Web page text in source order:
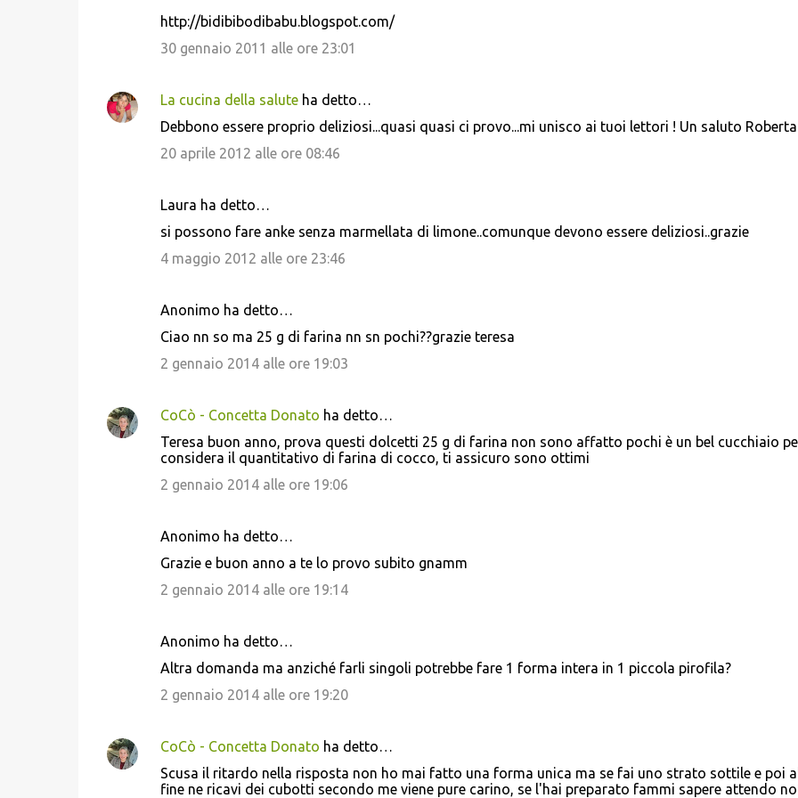
http://bidibibodibabu.blogspot.com/
30 gennaio 2011 alle ore 23:01
La cucina della saluteha detto…
Debbono essere proprio deliziosi...quasi quasi ci provo...mi unisco ai tuoi lettori ! Un saluto Roberta
20 aprile 2012 alle ore 08:46
Laura ha detto…
si possono fare anke senza marmellata di limone..comunque devono essere deliziosi..grazie
4 maggio 2012 alle ore 23:46
Anonimo ha detto…
Ciao nn so ma 25 g di farina nn sn pochi??grazie teresa
2 gennaio 2014 alle ore 19:03
CoCò - Concetta Donato ha detto…
Teresa buon anno, prova questi dolcetti 25 g di farina non sono affatto pochi è un bel cucchiaio
considera il quantitativo di farina di cocco, ti assicuro sono ottimi
2 gennaio 2014 alle ore 19:06
Anonimo ha detto…
Grazie e buon anno a te lo provo subito gnamm
2 gennaio 2014 alle ore 19:14
Anonimo ha detto…
Altra domanda ma anziché farli singoli potrebbe fare 1 forma intera in 1 piccola pirofila?
2 gennaio 2014 alle ore 19:20
CoCò - Concetta Donato ha detto…
Scusa il ritardo nella risposta non ho mai fatto una forma unica ma se fai uno strato sottile e poi
fine ne ricavi dei cubotti secondo me viene pure carino, se l'hai preparato fammi sapere attendo